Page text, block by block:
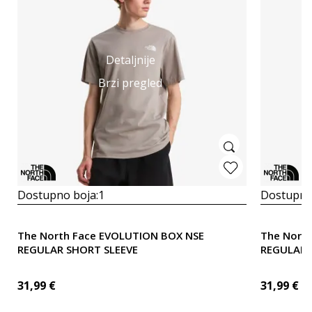
Detaljnije
Brzi pregled
Dostupno boja:1
The North Face EVOLUTION BOX NSE
REGULAR SHORT SLEEVE
31,99 €
The North
REGULAR
31,99 €